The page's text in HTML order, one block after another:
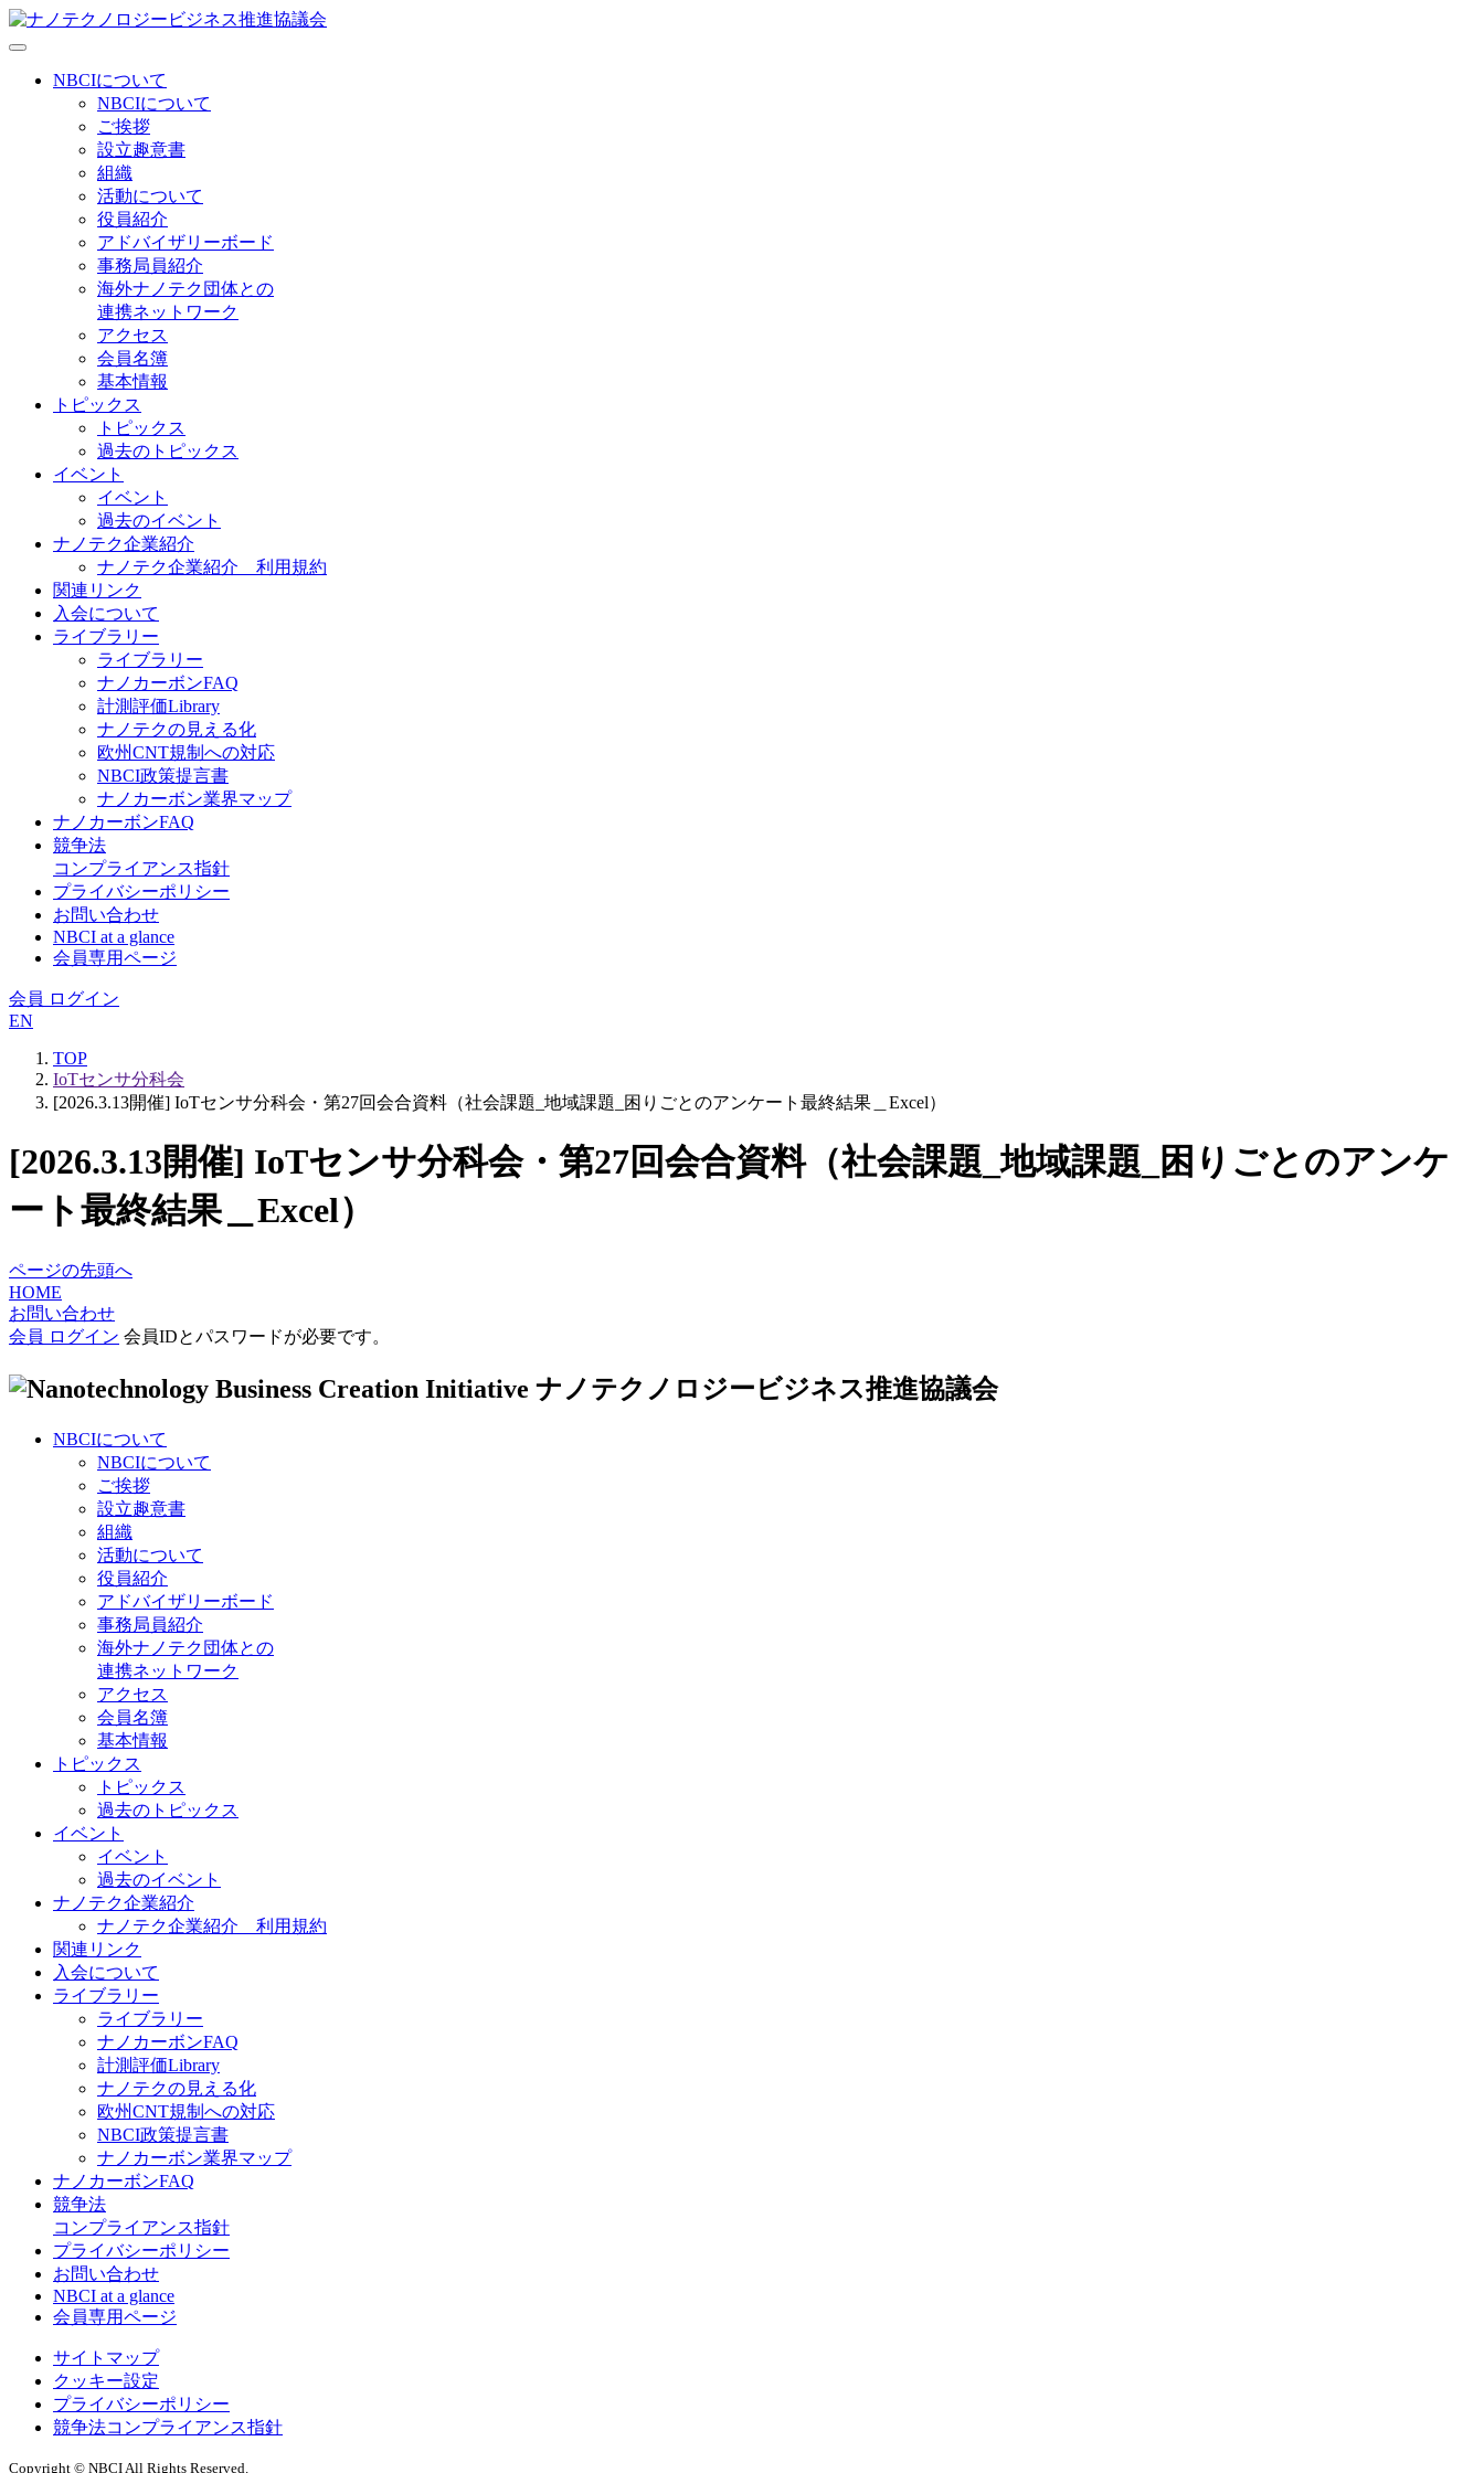
NBCIについて
NBCIについて
ご挨拶
設立趣意書
組織
活動について
役員紹介
アドバイザリーボード
事務局員紹介
海外ナノテク団体との
連携ネットワーク
アクセス
会員名簿
基本情報
トピックス
トピックス
過去のトピックス
イベント
イベント
過去のイベント
ナノテク企業紹介
ナノテク企業紹介 利用規約
関連リンク
入会について
ライブラリー
ライブラリー
ナノカーボンFAQ
計測評価Library
ナノテクの見える化
欧州CNT規制への対応
NBCI政策提言書
ナノカーボン業界マップ
ナノカーボンFAQ
競争法
コンプライアンス指針
プライバシーポリシー
お問い合わせ
NBCI at a glance
会員専用ページ
会員 ログイン
EN
TOP
IoTセンサ分科会
[2026.3.13開催] IoTセンサ分科会・第27回会合資料（社会課題_地域課題_困りごとのアンケート最終結果＿Excel）
[2026.3.13開催] IoTセンサ分科会・第27回会合資料（社会課題_地域課題_困りごとのアンケ
ート最終結果＿Excel）
ページの先頭へ
HOME
お問い合わせ
会員 ログイン 会員IDとパスワードが必要です。
ナノテクノロジービジネス推進協議会
NBCIについて
NBCIについて
ご挨拶
設立趣意書
組織
活動について
役員紹介
アドバイザリーボード
事務局員紹介
海外ナノテク団体との
連携ネットワーク
アクセス
会員名簿
基本情報
トピックス
トピックス
過去のトピックス
イベント
イベント
過去のイベント
ナノテク企業紹介
ナノテク企業紹介 利用規約
関連リンク
入会について
ライブラリー
ライブラリー
ナノカーボンFAQ
計測評価Library
ナノテクの見える化
欧州CNT規制への対応
NBCI政策提言書
ナノカーボン業界マップ
ナノカーボンFAQ
競争法
コンプライアンス指針
プライバシーポリシー
お問い合わせ
NBCI at a glance
会員専用ページ
サイトマップ
クッキー設定
プライバシーポリシー
競争法コンプライアンス指針
Copyright © NBCI All Rights Reserved.